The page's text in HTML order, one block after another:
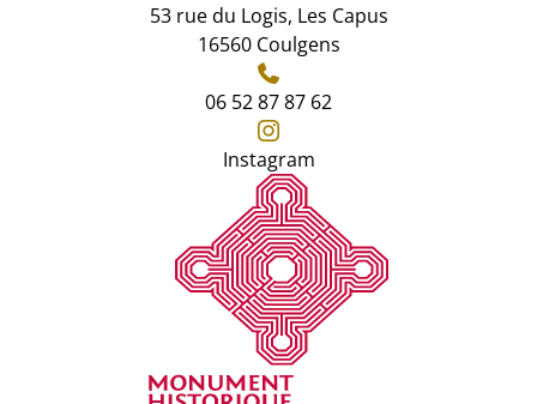
53 rue du Logis, Les Capus
16560 Coulgens
06 52 87 87 62
Instagram